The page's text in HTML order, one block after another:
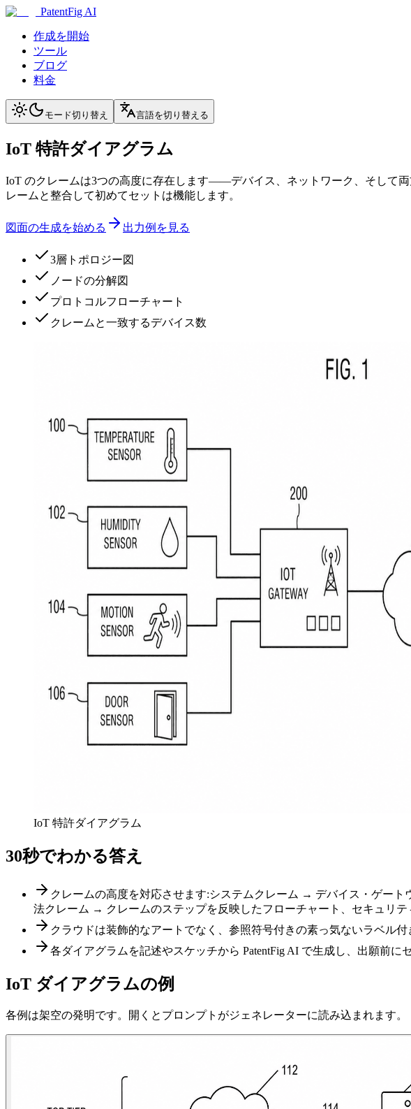
PatentFig AI
作成を開始
ツール
ブログ
料金
モード切り替え 言語を切り替える
IoT 特許ダイアグラム
IoT のクレームは3つの高度に存在します——デバイス、ネットワーク、そして
レームと整合して初めてセットは機能します。
図面の生成を始める 出力例を見る
3層トポロジー図
ノードの分解図
プロトコルフローチャート
クレームと一致するデバイス数
IoT 特許ダイアグラム
30秒でわかる答え
クレームの高度を対応させます:システムクレーム → デバイス・ゲー
法クレーム → クレームのステップを反映したフローチャート、セキュリ
クラウドは装飾的なアートでなく、参照符号付きの素っ気ないラベル
各ダイアグラムを記述やスケッチから PatentFig AI で生成し、出願前に
IoT ダイアグラムの例
各例は架空の発明です。開くとプロンプトがジェネレーターに読み込まれます。